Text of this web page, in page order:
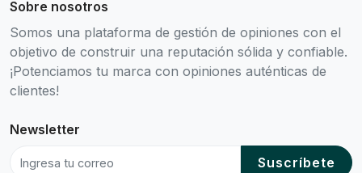
Sobre nosotros
Somos una plataforma de gestión de opiniones con el
objetivo de construir una reputación sólida y confiable.
¡Potenciamos tu marca con opiniones auténticas de
clientes!
Newsletter
Suscríbete